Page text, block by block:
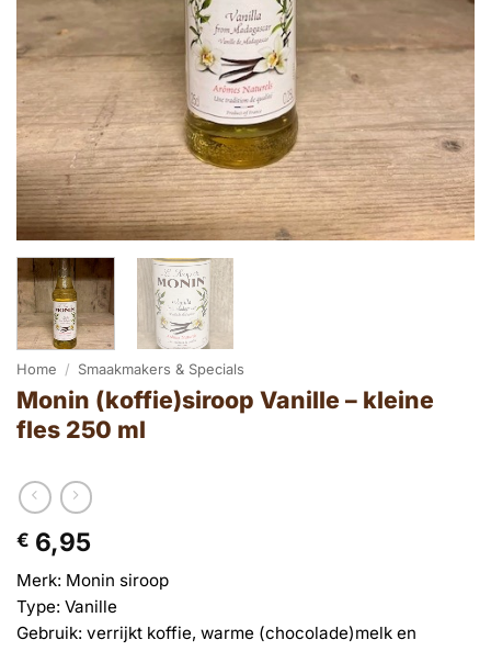
Home / Smaakmakers & Specials
Monin (koffie)siroop Vanille – kleine
fles 250 ml
€ 6,95
Merk: Monin siroop
Type: Vanille
Gebruik: verrijkt koffie, warme (chocolade)melk en